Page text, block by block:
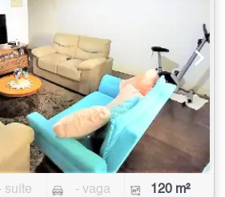
suíte - vaga 120 m²